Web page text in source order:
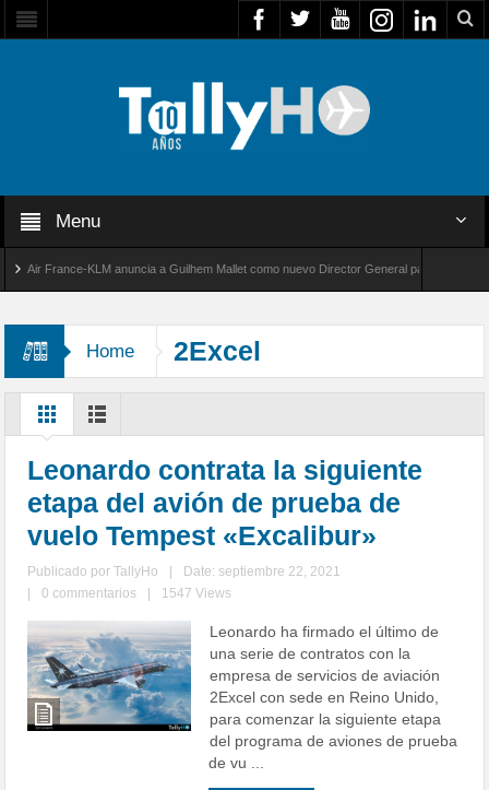
Menu
Air France-KLM anuncia a Guilhem Mallet como nuevo Director General para América Latina
Home 2Excel
Leonardo contrata la siguiente
etapa del avión de prueba de
vuelo Tempest «Excalibur»
Publicado porTallyHo
Date: septiembre 22, 2021
0 commentarios 1547 Views
Leonardo ha firmado el último de
una serie de contratos con la
empresa de servicios de aviación
2Excel con sede en Reino Unido,
para comenzar la siguiente etapa
del programa de aviones de prueba
de vu ...